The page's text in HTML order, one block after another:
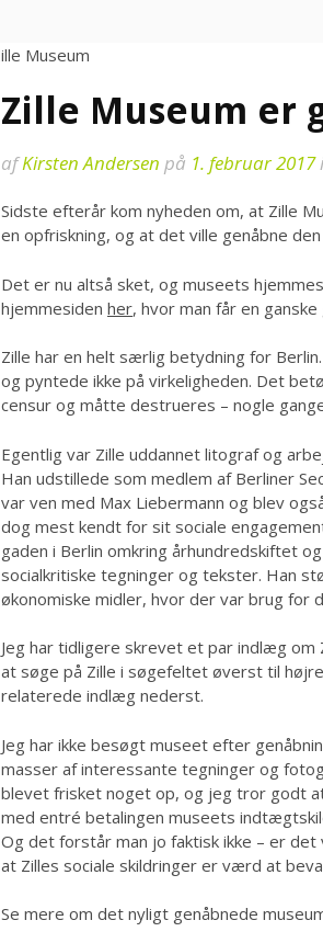
Zille Museum er
afKirsten Andersen på 1. februar 2017
Sidste efterår kom nyheden om, at Zille
en opfriskning, og at det ville genåbne
Det er nu altså sket, og museets
hjemmesiden her, hvor man får en
Zille har en helt særlig betydning for
og pyntede ikke på virkeligheden. Det
censur og måtte destrueres – nogle
Egentlig var Zille uddannet litograf og
Han udstillede som medlem af Berliner
var ven med Max Liebermann og blev
dog mest kendt for sit sociale
gaden i Berlin omkring århundredskiftet
socialkritiske tegninger og tekster. Han
økonomiske midler, hvor der var brug for
Jeg har tidligere skrevet et par indlæg om
at søge på Zille i søgefeltet øverst til
relaterede indlæg nederst.
Jeg har ikke besøgt museet efter
masser af interessante tegninger og
blevet frisket noget op, og jeg tror godt
med entré betalingen museets
Og det forstår man jo faktisk ikke – er det
at Zilles sociale skildringer er værd at
Se mere om det nyligt genåbnede